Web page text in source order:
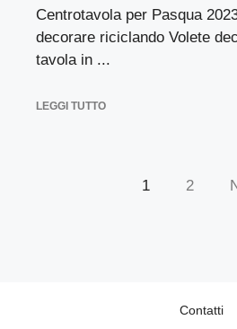
Centrotavola per Pasqua
decorare riciclando Volete
tavola in ...
LEGGI TUTTO
1 2
Contatti